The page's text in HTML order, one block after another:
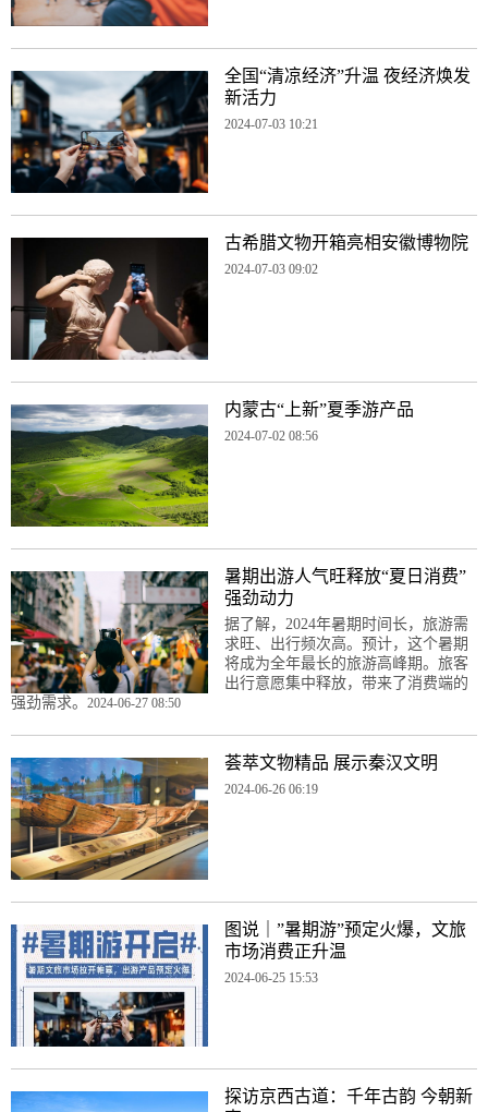
全国“清凉经济”升温 夜经济焕发
新活力
2024-07-03 10:21
古希腊文物开箱亮相安徽博物院
2024-07-03 09:02
内蒙古“上新”夏季游产品
2024-07-02 08:56
暑期出游人气旺释放“夏日消费”
强劲动力
据了解，2024年暑期时间长，旅游需
求旺、出行频次高。预计，这个暑期
将成为全年最长的旅游高峰期。旅客
出行意愿集中释放，带来了消费端的
强劲需求。 2024-06-27 08:50
荟萃文物精品 展示秦汉文明
2024-06-26 06:19
图说｜”暑期游”预定火爆，文旅
市场消费正升温
2024-06-25 15:53
探访京西古道：千年古韵 今朝新